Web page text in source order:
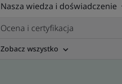
Nasza wiedza i doświadczenie
Ocena i certyfikacja
Zobacz wszystko